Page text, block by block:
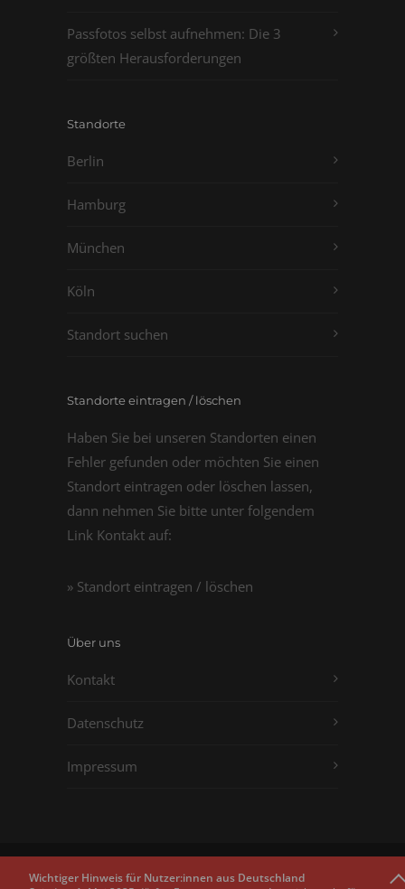
Passfotos selbst aufnehmen: Die 3
größten Herausforderungen
Standorte
Berlin
Hamburg
München
Köln
Standort suchen
Standorte eintragen / löschen
Haben Sie bei unseren Standorten einen
Fehler gefunden oder möchten Sie einen
Standort eintragen oder löschen lassen,
dann nehmen Sie bitte unter folgendem
Link Kontakt auf:
» Standort eintragen / löschen
Über uns
Kontakt
Datenschutz
Impressum
Copyright © 2011 - 2026
Wichtiger Hinweis für Nutzer:innen aus Deutschland